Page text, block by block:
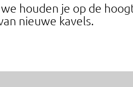
houden je op de
nieuwe kavels.